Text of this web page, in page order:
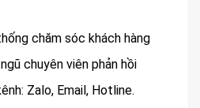
chăm sóc khách hàng
chuyên viên phản hồi
Zalo, Email, Hotline.